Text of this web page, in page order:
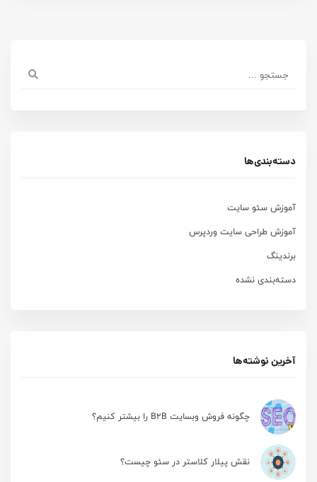
دسته‌بندی‌ها
آموزش سئو سایت
آموزش طراحی سایت وردپرس
برندینگ
دسته‌بندی نشده
آخرین نوشته‌ها
چگونه فروش وبسایت B2B را بیشتر کنیم؟
نقش پیلار کلاستر در سئو چیست؟